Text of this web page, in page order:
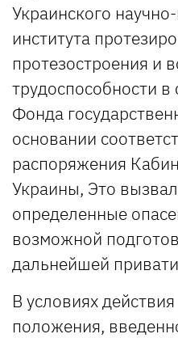
Украинского
института
протезостроения и
трудоспособности
Фонда
основании
распоряжения
Украины, Это
определенные
возможной
дальнейшей
В условиях
положения,